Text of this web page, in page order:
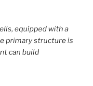
equipped with a
primary structure is
can build